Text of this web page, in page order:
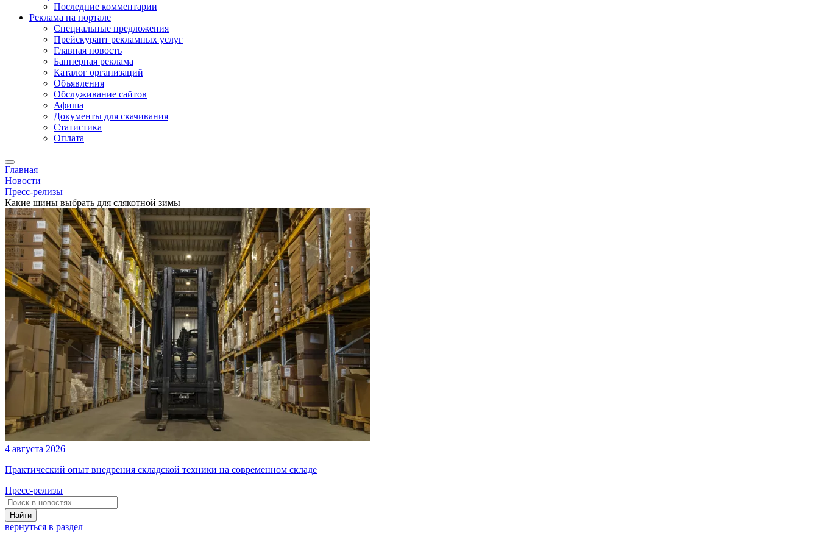
Последние комментарии
Реклама на портале
Специальные предложения
Прейскурант рекламных услуг
Главная новость
Баннерная реклама
Каталог организаций
Объявления
Обслуживание сайтов
Афиша
Документы для скачивания
Статистика
Оплата
Главная
Новости
Пресс-релизы
Какие шины выбрать для слякотной зимы
4 августа 2026
Практический опыт внедрения складской техники на современном складе
Пресс-релизы
Найти
вернуться в раздел